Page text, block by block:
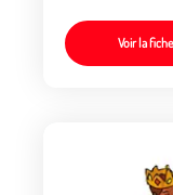
Voir la fiche